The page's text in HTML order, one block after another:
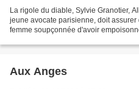
La rigole du diable, Sylvie Granotier,
jeune avocate parisienne, doit
femme soupçonnée d'avoir
Aux Anges